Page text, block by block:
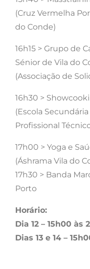
(Cruz Vermelha
do Conde)
16h15 > Grupo de
Sénior de Vila do
(Associação de
16h30 >
(Escola
Profissional
17h00 > Yoga e
(Áshrama Vila do
17h30 > Banda
Porto
Horário:
Dia 12 – 15h00 às
Dias 13 e 14 –